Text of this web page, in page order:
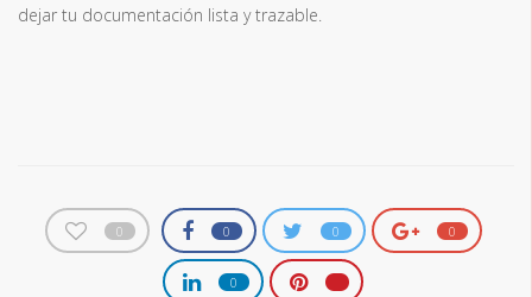
dejar tu documentación lista y trazable.
0 0 0 0
0